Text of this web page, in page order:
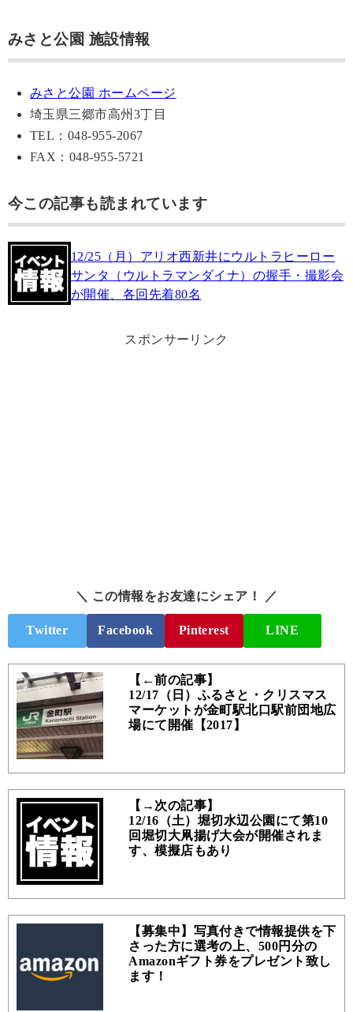
みさと公園 施設情報
みさと公園 ホームページ
埼玉県三郷市高州3丁目
TEL：048-955-2067
FAX：048-955-5721
今この記事も読まれています
12/25（月）アリオ西新井にウルトラヒーロー
サンタ（ウルトラマンダイナ）の握手・撮影会
が開催、各回先着80名
スポンサーリンク
＼ この情報をお友達にシェア！ ／
Twitter Facebook Pinterest LINE
【←前の記事】
12/17（日）ふるさと・クリスマス
マーケットが金町駅北口駅前団地広
場にて開催【2017】
【→次の記事】
12/16（土）堀切水辺公園にて第10
回堀切大凧揚げ大会が開催されま
す、模擬店もあり
【募集中】写真付きで情報提供を下
さった方に選考の上、500円分の
Amazonギフト券をプレゼント致し
ます！